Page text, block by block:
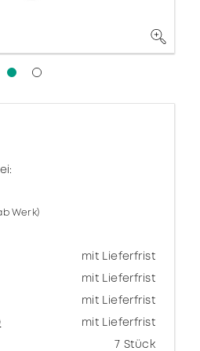
Werk)
mit Lieferfrist
mit Lieferfrist
mit Lieferfrist
mit Lieferfrist
7 Stück